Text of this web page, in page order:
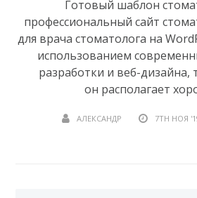
Готовый шаблон
профессиональный сайт
для врача стоматолога на
использованием
разработки и веб-дизайна,
он располагает
АЛЕКСАНДР 7TH НОЯ